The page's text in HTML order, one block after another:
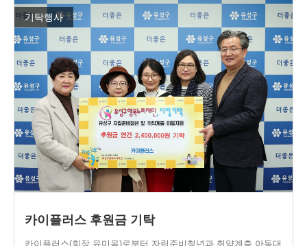
기탁행사
카이플러스 후원금 기탁
카이플러스(회장 유미옥)로부터 자립준비청년과 취약계층 아동대